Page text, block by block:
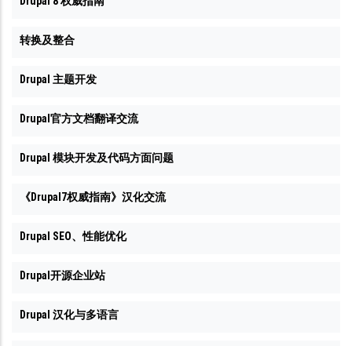
转换及整合
Drupal 主题开发
Drupal官方文档翻译交流
Drupal 模块开发及代码方面问题
《Drupal7权威指南》汉化交流
Drupal SEO、性能优化
Drupal开源企业站
Drupal 汉化与多语言